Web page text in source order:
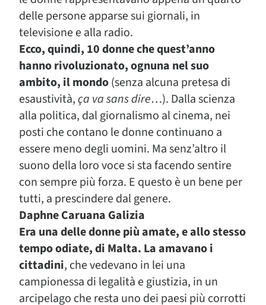
delle persone apparse sui giornali, in
televisione e alla radio.
Ecco, quindi, 10 donne che quest’anno
hanno rivoluzionato, ognuna nel suo
ambito, il mondo(senza alcuna pretesa di
esaustività,ça va sans dire…). Dalla scienza
alla politica, dal giornalismo al cinema, nei
posti che contano le donne continuano a
essere meno degli uomini. Ma senz’altro il
suono della loro voce si sta facendo sentire
con sempre più forza. E questo è un bene per
tutti, a prescindere dal genere.
Daphne Caruana Galizia
Era una delle donne più amate, e allo stesso
tempo odiate, di Malta. La amavano i
cittadini, che vedevano in lei una
campionessa di legalità e giustizia, in un
arcipelago che resta uno dei paesi più corrotti